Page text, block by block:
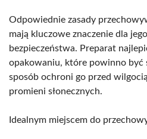
Odpowiednie zasady
mają kluczowe znaczenie dla
bezpieczeństwa. Preparat
opakowaniu, które powinno być
sposób ochroni go przed
promieni słonecznych.
Idealnym miejscem do